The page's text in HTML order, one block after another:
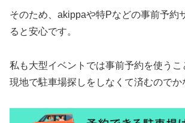
そのため、akippaや特Pなどの事前予約
ると安心です。
私も大型イベントでは事前予約を使うこ
現地で駐車場探しをしなくて済むのでか